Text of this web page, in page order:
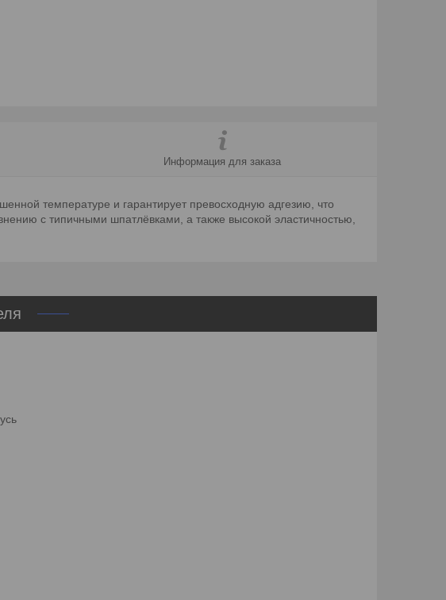
Информация для заказа
температуре и гарантирует превосходную адгезию, что
с типичными шпатлёвками, а также высокой эластичностью,